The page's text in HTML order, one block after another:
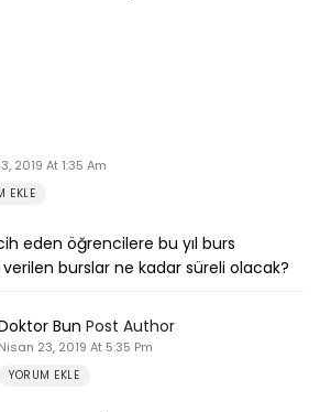
2019 At 1:35 Am
EKLE
eden öğrencilere bu yıl burs
burslar ne kadar süreli olacak?
Bun Post Author
Nisan 23, 2019 At 5:35 Pm
YORUM EKLE